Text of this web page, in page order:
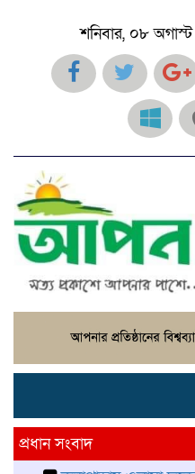
শনিবার, ০৮
প্রধান সংবাদ